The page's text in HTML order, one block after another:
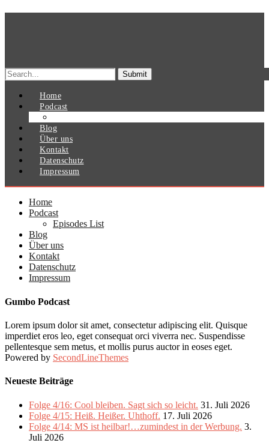
Search
for:
Home
Podcast
Blog
Über uns
Kontakt
Datenschutz
Impressum
Home
Podcast
Episodes List
Blog
Über uns
Kontakt
Datenschutz
Impressum
Gumbo Podcast
Lorem ipsum dolor sit amet, consectetur adipiscing elit. Quisque
imperdiet eros leo, eget consequat orci viverra nec. Suspendisse
pellentesque sem metus, et mollis purus auctor in eoses eget.
Powered by SecondLineThemes
Neueste Beiträge
Folge 4/16: Cool bleiben. Sagt sich so leicht. 31. Juli 2026
Folge 4/15: Heiß. Heißer. Uhthoff. 17. Juli 2026
Folge 4/14: MS ist heilbar!…zumindest in der Werbung. 3.
Juli 2026